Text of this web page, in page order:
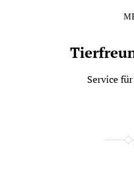
Service